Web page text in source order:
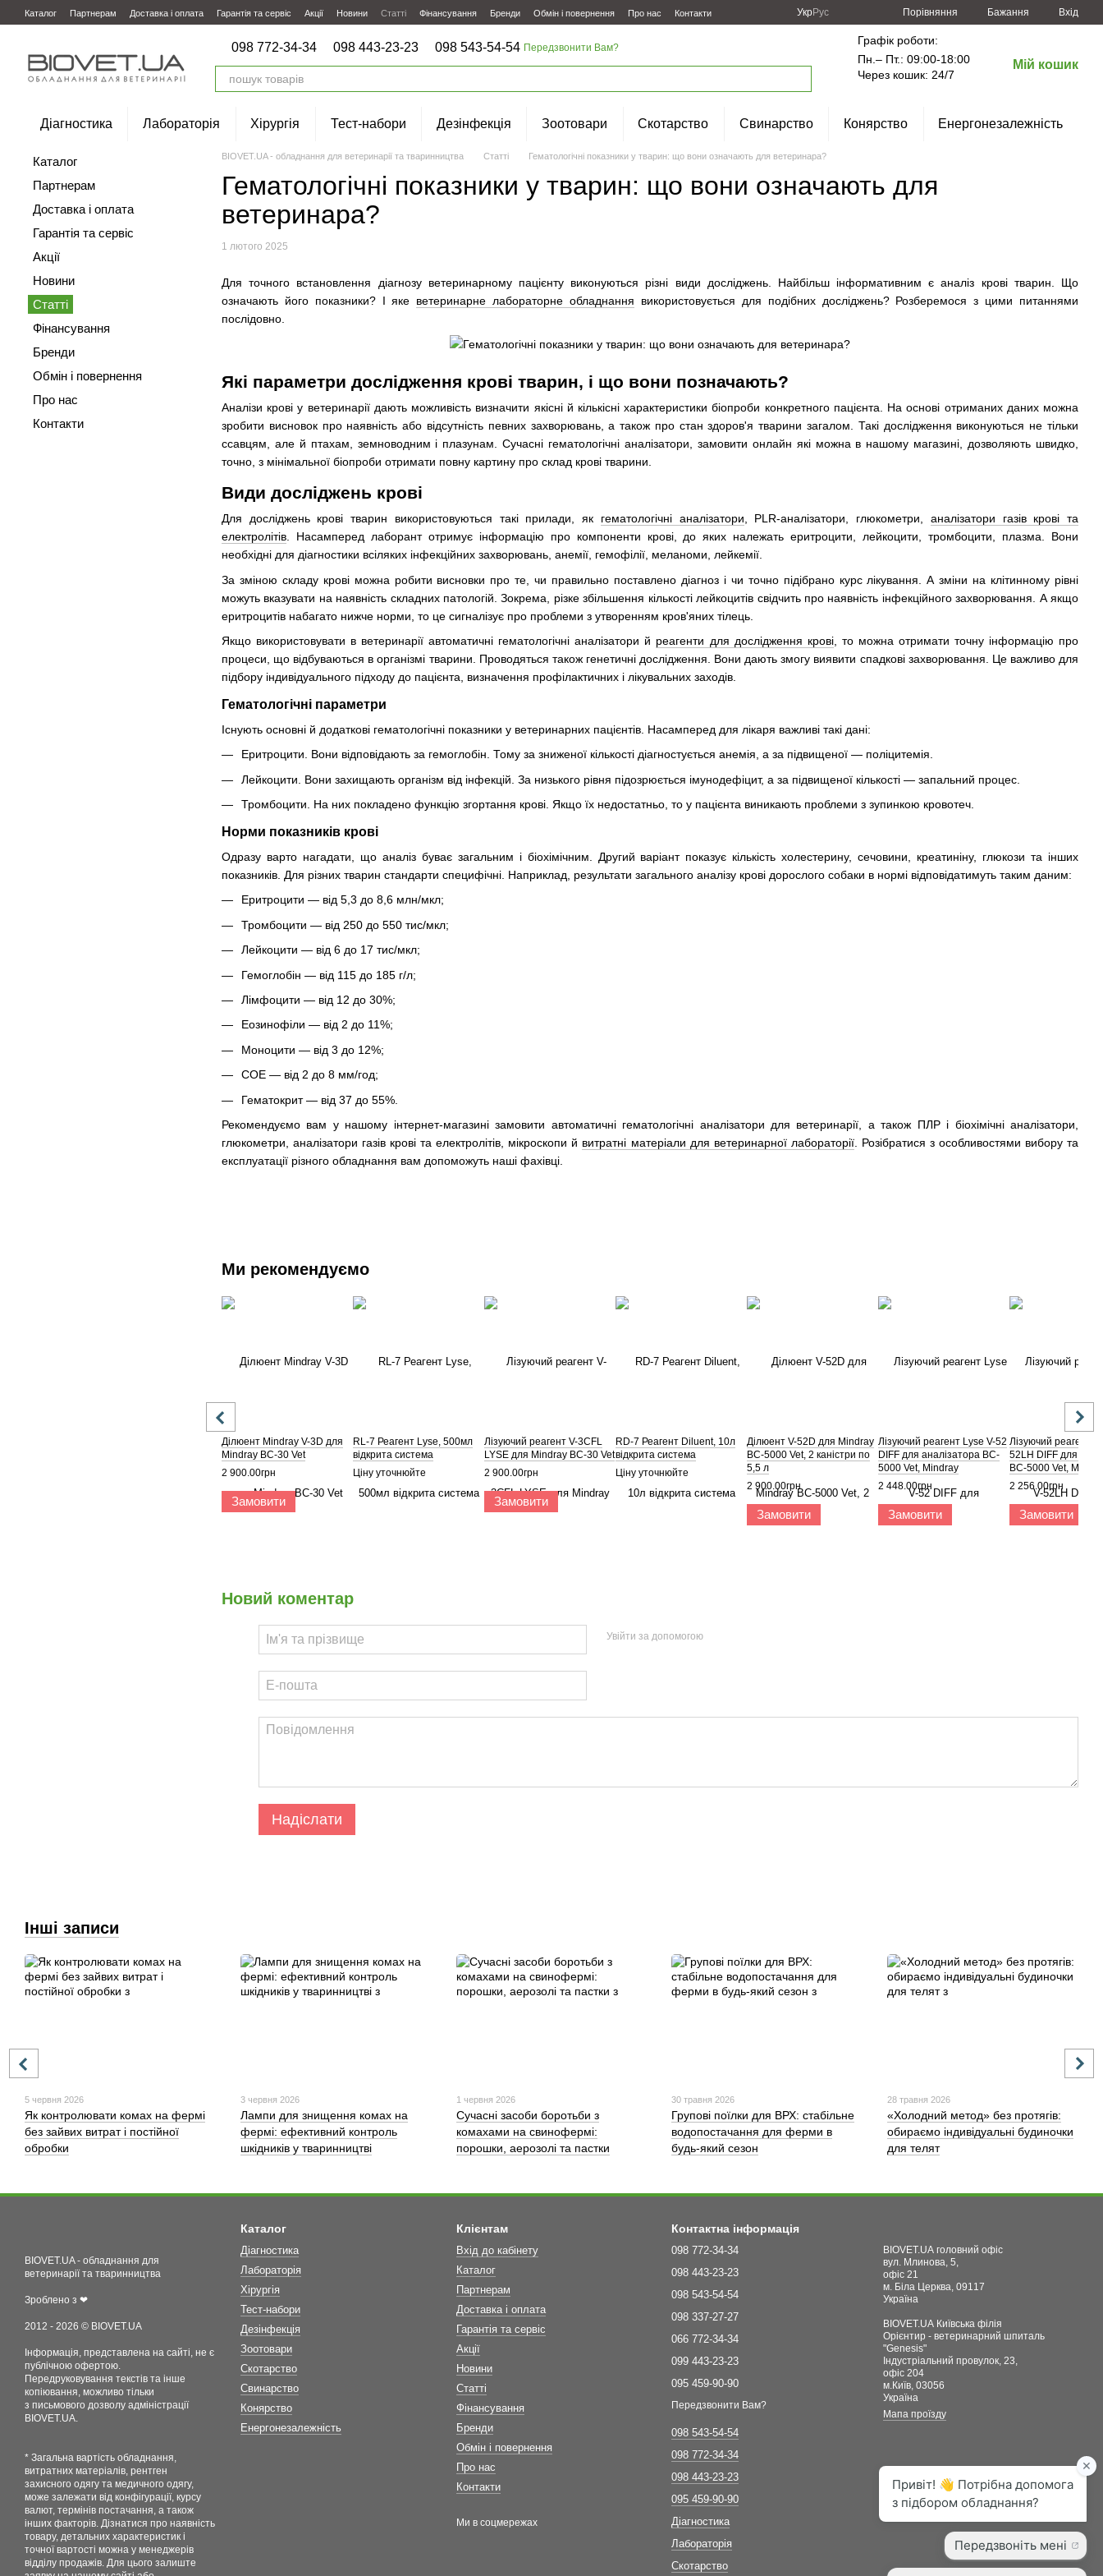
Перейти до основного контенту
Каталог Партнерам Доставка і оплата Гарантія та сервіс Акції Новини Статті Фінансування Бренди Обмін і повернення Про нас Контакти УкрРус Порівняння Бажання Вхід
098 772-34-34 098 443-23-23 098 543-54-54 Передзвонити Вам?
Графік роботи:
Пн.– Пт.: 09:00-18:00
Через кошик: 24/7
Мій кошик
Діагностика Лабораторія Хірургія Тест-набори Дезінфекція Зоотовари Скотарство Свинарство Конярство Енергонезалежність
BIOVET.UA - обладнання для ветеринарії та тваринництва Статті Гематологічні показники у тварин: що вони означають для ветеринара?
Гематологічні показники у тварин: що вони означають для
ветеринара?
1 лютого 2025
Для точного встановлення діагнозу ветеринарному пацієнту виконуються різні види досліджень. Найбільш інформативним є аналіз крові тварин. Що
означають його показники? І яке ветеринарне лабораторне обладнання використовується для подібних досліджень? Розберемося з цими питаннями
послідовно.
Які параметри дослідження крові тварин, і що вони позначають?
Аналізи крові у ветеринарії дають можливість визначити якісні й кількісні характеристики біопроби конкретного пацієнта. На основі отриманих даних можна
зробити висновок про наявність або відсутність певних захворювань, а також про стан здоров'я тварини загалом. Такі дослідження виконуються не тільки
ссавцям, але й птахам, земноводним і плазунам. Сучасні гематологічні аналізатори, замовити онлайн які можна в нашому магазині, дозволяють швидко,
точно, з мінімальної біопроби отримати повну картину про склад крові тварини.
Види досліджень крові
Для досліджень крові тварин використовуються такі прилади, як гематологічні аналізатори , PLR-аналізатори, глюкометри, аналізатори газів крові та
електролітів . Насамперед лаборант отримує інформацію про компоненти крові, до яких належать еритроцити, лейкоцити, тромбоцити, плазма. Вони
необхідні для діагностики всіляких інфекційних захворювань, анемії, гемофілії, меланоми, лейкемії.
За зміною складу крові можна робити висновки про те, чи правильно поставлено діагноз і чи точно підібрано курс лікування. А зміни на клітинному рівні
можуть вказувати на наявність складних патологій. Зокрема, різке збільшення кількості лейкоцитів свідчить про наявність інфекційного захворювання. А якщо
еритроцитів набагато нижче норми, то це сигналізує про проблеми з утворенням кров'яних тілець.
Якщо використовувати в ветеринарії автоматичні гематологічні аналізатори й реагенти для дослідження крові, то можна отримати точну інформацію про
процеси, що відбуваються в організмі тварини. Проводяться також генетичні дослідження. Вони дають змогу виявити спадкові захворювання. Це важливо для
підбору індивідуального підходу до пацієнта, визначення профілактичних і лікувальних заходів.
Гематологічні параметри
Існують основні й додаткові гематологічні показники у ветеринарних пацієнтів. Насамперед для лікаря важливі такі дані:
Еритроцити. Вони відповідають за гемоглобін. Тому за зниженої кількості діагностується анемія, а за підвищеної — поліцитемія.
Лейкоцити. Вони захищають організм від інфекцій. За низького рівня підозрюється імунодефіцит, а за підвищеної кількості — запальний процес.
Тромбоцити. На них покладено функцію згортання крові. Якщо їх недостатньо, то у пацієнта виникають проблеми з зупинкою кровотеч.
Норми показників крові
Одразу варто нагадати, що аналіз буває загальним і біохімічним. Другий варіант показує кількість холестерину, сечовини, креатиніну, глюкози та інших
показників. Для різних тварин стандарти специфічні. Наприклад, результати загального аналізу крові дорослого собаки в нормі відповідатимуть таким даним:
Еритроцити — від 5,3 до 8,6 млн/мкл;
Тромбоцити — від 250 до 550 тис/мкл;
Лейкоцити — від 6 до 17 тис/мкл;
Гемоглобін — від 115 до 185 г/л;
Лімфоцити — від 12 до 30%;
Еозинофіли — від 2 до 11%;
Моноцити — від 3 до 12%;
СОЕ — від 2 до 8 мм/год;
Гематокрит — від 37 до 55%.
Рекомендуємо вам у нашому інтернет-магазині замовити автоматичні гематологічні аналізатори для ветеринарії, а також ПЛР і біохімічні аналізатори,
глюкометри, аналізатори газів крові та електролітів, мікроскопи й витратні матеріали для ветеринарної лабораторії. Розібратися з особливостями вибору та
експлуатації різного обладнання вам допоможуть наші фахівці.
Ми рекомендуємо
Ділюент Mindray V-3D для
Mindray BC-30 Vet
2 900.00грн
Замовити
RL-7 Реагент Lyse, 500мл
відкрита система
Ціну уточнюйте
Лізуючий реагент V-3CFL
LYSE для Mindray BC-30 Vet
2 900.00грн
Замовити
RD-7 Реагент Diluent, 10л
відкрита система
Ціну уточнюйте
Ділюент V-52D для Mindray
BC-5000 Vet, 2 каністри по
5,5 л
2 900.00грн
Замовити
Лізуючий реагент Lyse V-52
DIFF для аналізатора BC-
5000 Vet, Mindray
2 448.00грн
Замовити
Лізуючий реагент
52LH DIFF для
BC-5000 Vet,
2 256.00грн
Замовити
Новий коментар
Увійти за допомогою
Надіслати
Каталог
Партнерам
Доставка і оплата
Гарантія та сервіс
Акції
Новини
Статті
Фінансування
Бренди
Обмін і повернення
Про нас
Контакти
Інші записи
5 червня 2026
Як контролювати комах на фермі
без зайвих витрат і постійної
обробки
3 червня 2026
Лампи для знищення комах на
фермі: ефективний контроль
шкідників у тваринництві
1 червня 2026
Сучасні засоби боротьби з
комахами на свинофермі:
порошки, аерозолі та пастки
30 травня 2026
Групові поїлки для ВРХ: стабільне
водопостачання для ферми в
будь-який сезон
28 травня 2026
«Холодний метод» без протягів:
обираємо індивідуальні будиночки
для телят
BIOVET.UA - обладнання для
ветеринарії та тваринництва
Зроблено з ❤
2012 - 2026 © BIOVET.UA
Інформація, представлена на сайті, не є
публічною офертою.
Передруковування текстів та інше
копіювання, можливо тільки
з письмового дозволу адміністрації
BIOVET.UA.
* Загальна вартість обладнання,
витратних матеріалів, рентген
захисного одягу та медичного одягу,
може залежати від конфігурації, курсу
валют, термінів постачання, а також
інших факторів. Дізнатися про наявність
товару, детальних характеристик і
точної вартості можна у менеджерів
відділу продажів. Для цього залиште
Каталог
Діагностика
Лабораторія
Хірургія
Тест-набори
Дезінфекція
Зоотовари
Скотарство
Свинарство
Конярство
Енергонезалежність
Клієнтам
Вхід до кабінету
Каталог
Партнерам
Доставка і оплата
Гарантія та сервіс
Акції
Новини
Статті
Фінансування
Бренди
Обмін і повернення
Про нас
Контакти
Ми в соцмережах
Контактна інформація
098 772-34-34
098 443-23-23
098 543-54-54
098 337-27-27
066 772-34-34
099 443-23-23
095 459-90-90
Передзвонити Вам?
098 543-54-54
098 772-34-34
098 443-23-23
095 459-90-90
Діагностика
Лабораторія
Скотарство
BIOVET.UA головний офіс
вул. Млинова, 5,
офіс 21
м. Біла Церква, 09117
Україна
BIOVET.UA Київська філія
Орієнтир - ветеринарний шпиталь
"Genesis"
Індустріальний провулок, 23,
офіс 204
м.Київ, 03056
Україна
Мапа проїзду